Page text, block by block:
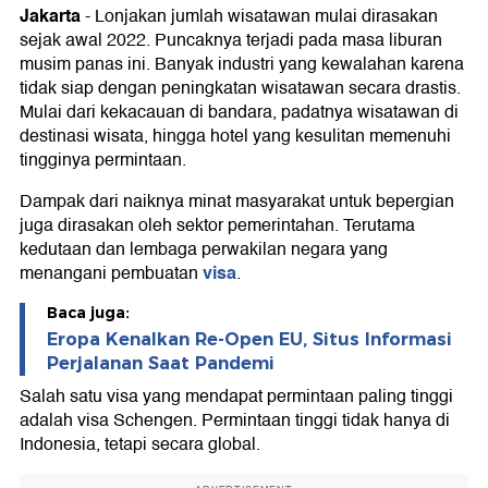
Jakarta-Lonjakan jumlah wisatawan mulai dirasakan
sejak awal 2022. Puncaknya terjadi pada masa liburan
musim panas ini. Banyak industri yang kewalahan karena
tidak siap dengan peningkatan wisatawan secara drastis.
Mulai dari kekacauan di bandara, padatnya wisatawan di
destinasi wisata, hingga hotel yang kesulitan memenuhi
tingginya permintaan.
Dampak dari naiknya minat masyarakat untuk bepergian
juga dirasakan oleh sektor pemerintahan. Terutama
kedutaan dan lembaga perwakilan negara yang
menangani pembuatanvisa.
Baca juga:
Eropa Kenalkan Re-Open EU, Situs Informasi
Perjalanan Saat Pandemi
Salah satu visa yang mendapat permintaan paling tinggi
adalah visa Schengen. Permintaan tinggi tidak hanya di
Indonesia, tetapi secara global.